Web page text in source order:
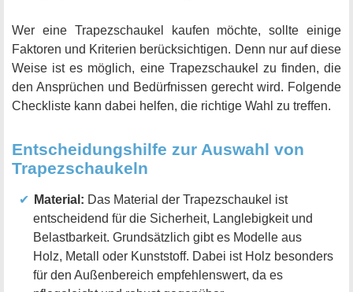
Wer eine Trapezschaukel kaufen möchte, sollte einige
Faktoren und Kriterien berücksichtigen. Denn nur auf diese
Weise ist es möglich, eine Trapezschaukel zu finden, die
den Ansprüchen und Bedürfnissen gerecht wird. Folgende
Checkliste kann dabei helfen, die richtige Wahl zu treffen.
Entscheidungshilfe zur Auswahl von
Trapezschaukeln
Material: Das Material der Trapezschaukel ist
entscheidend für die Sicherheit, Langlebigkeit und
Belastbarkeit. Grundsätzlich gibt es Modelle aus
Holz, Metall oder Kunststoff. Dabei ist Holz besonders
für den Außenbereich empfehlenswert, da es